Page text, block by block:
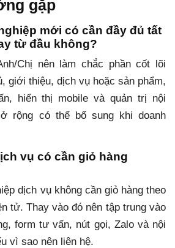
gặp
mới có cần đầy đủ tất
từ đầu không?
Chị nên làm chắc phần cốt lõi
giới thiệu, dịch vụ hoặc sản phẩm,
hiển thị mobile và quản trị nội
rộng có thể bổ sung khi doanh
vụ có cần giỏ hàng
dịch vụ không cần giỏ hàng theo
tử. Thay vào đó nên tập trung vào
form tư vấn, nút gọi, Zalo và nội
vì sao nên liên hệ.